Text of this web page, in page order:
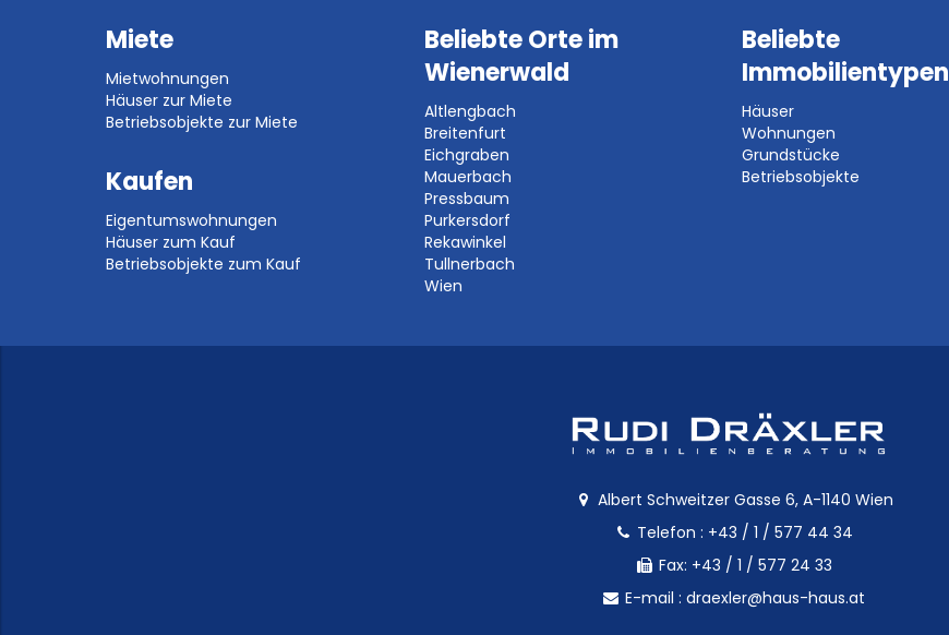
Miete
Mietwohnungen
Häuser zur Miete
Betriebsobjekte zur Miete
Kaufen
Eigentumswohnungen
Häuser zum Kauf
Betriebsobjekte zum Kauf
Beliebte Orte im
Wienerwald
Altlengbach
Breitenfurt
Eichgraben
Mauerbach
Pressbaum
Purkersdorf
Rekawinkel
Tullnerbach
Wien
Beliebte
Immobilientypen
Häuser
Wohnungen
Grundstücke
Betriebsobjekte
Albert Schweitzer Gasse 6, A-1140 Wien
Telefon : +43 / 1 / 577 44 34
Fax: +43 / 1 / 577 24 33
E-mail : draexler@haus-haus.at